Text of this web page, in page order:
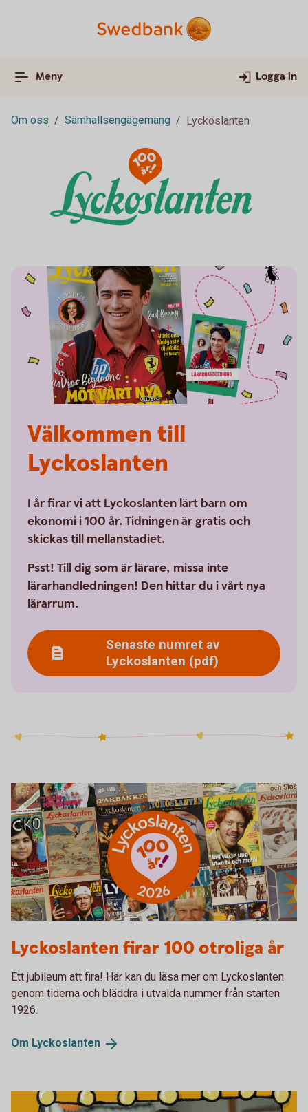
Meny Logga in
Om oss Samhällsengagemang Lyckoslanten
Välkommen till
Lyckoslanten
I år firar vi att Lyckoslanten lärt barn om
ekonomi i 100 år. Tidningen är gratis och
skickas till mellanstadiet.
Psst! Till dig som är lärare, missa inte
lärarhandledningen! Den hittar du i vårt nya
lärarrum.
Senaste numret av
Lyckoslanten (pdf)
Lyckoslanten firar 100 otroliga år
Ett jubileum att fira! Här kan du läsa mer om Lyckoslanten
genom tiderna och bläddra i utvalda nummer från starten
1926.
Om Lyckoslanten